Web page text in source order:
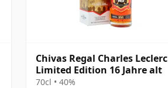
Chivas Regal Charles Leclerc
Limited Edition 16 Jahre alt
70cl • 40%